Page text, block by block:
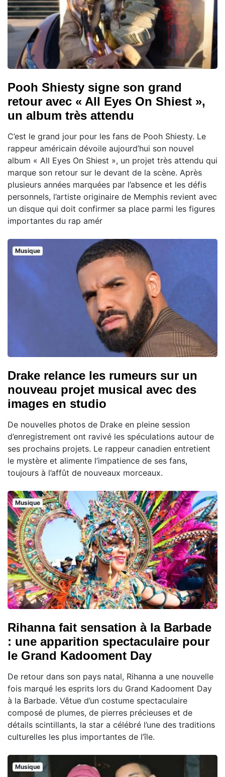
Pooh Shiesty signe son grand
retour avec « All Eyes On Shiest »,
un album très attendu
C’est le grand jour pour les fans de Pooh Shiesty. Le
rappeur américain dévoile aujourd’hui son nouvel
album « All Eyes On Shiest », un projet très attendu qui
marque son retour sur le devant de la scène. Après
plusieurs années marquées par l’absence et les défis
personnels, l’artiste originaire de Memphis revient avec
un disque qui doit confirmer sa place parmi les figures
importantes du rap amér
Musique
Drake relance les rumeurs sur un
nouveau projet musical avec des
images en studio
De nouvelles photos de Drake en pleine session
d’enregistrement ont ravivé les spéculations autour de
ses prochains projets. Le rappeur canadien entretient
le mystère et alimente l’impatience de ses fans,
toujours à l’affût de nouveaux morceaux.
Musique
Rihanna fait sensation à la Barbade
: une apparition spectaculaire pour
le Grand Kadooment Day
De retour dans son pays natal, Rihanna a une nouvelle
fois marqué les esprits lors du Grand Kadooment Day
à la Barbade. Vêtue d’un costume spectaculaire
composé de plumes, de pierres précieuses et de
détails scintillants, la star a célébré l’une des traditions
culturelles les plus importantes de l’île.
Musique